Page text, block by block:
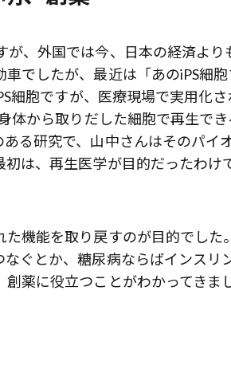
、外国では今、日本の経済より
でしたが、最近は「あのiPS細胞
細胞ですが、医療現場で実用化さ
体から取りだした細胞で再生でき
る研究で、山中さんはそのパイ
は、再生医学が目的だったわけ
機能を取り戻すのが目的でした
ぐとか、糖尿病ならばインスリ
薬に役立つことがわかってきま